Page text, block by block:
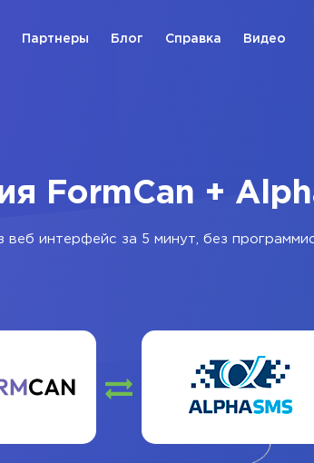
Партнеры Блог Справка Видео
FormCan +
веб интерфейс за 5 минут, без